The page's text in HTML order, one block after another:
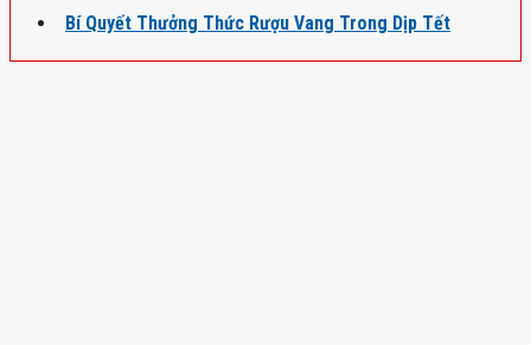
Bí Quyết Thưởng Thức Rượu Vang Trong Dịp Tết